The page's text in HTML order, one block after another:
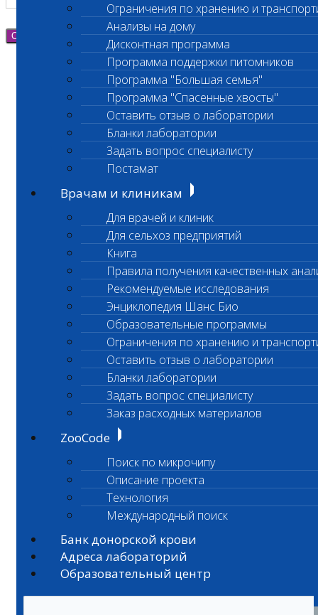
Ограничения по хранению и
Анализы на дому
Дисконтная программа
Программа поддержки питомников
Программа "Большая семья"
Программа "Спасенные хвосты"
Оставить отзыв о лаборатории
Бланки лаборатории
Задать вопрос специалисту
Постамат
Врачам и клиникам
Для врачей и клиник
Для сельхоз предприятий
Книга
Правила получения качественных
Рекомендуемые исследования
Энциклопедия Шанс Био
Образовательные программы
Ограничения по хранению и
Оставить отзыв о лаборатории
Бланки лаборатории
Задать вопрос специалисту
Заказ расходных материалов
ZooCode
Поиск по микрочипу
Описание проекта
Технология
Международный поиск
Банк донорской крови
Адреса лабораторий
Образовательный центр
Отправить